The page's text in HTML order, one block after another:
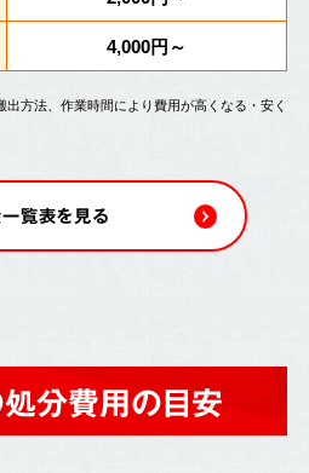
4,000円～
方法、作業時間により費用が高くなる・安く
覧表を見る
分費用の目安